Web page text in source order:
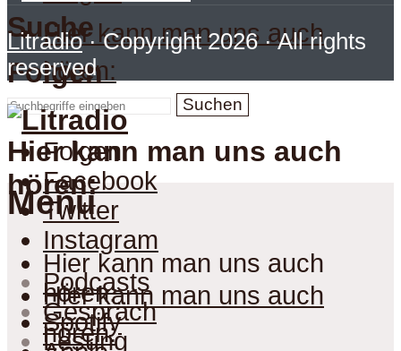
Suche
Suchen
Hier kann man uns auch
hören:
Hier kann man uns auch
hören:
Hier kann man uns auch
hören:
Spotify
Folgen
Folgen
Facebook
Twitter
Instagram
Hier kann man uns auch
hören:
Litradio· Copyright 2026 · All rights
reserved
Menu
Podcasts
Gespräch
Lesung